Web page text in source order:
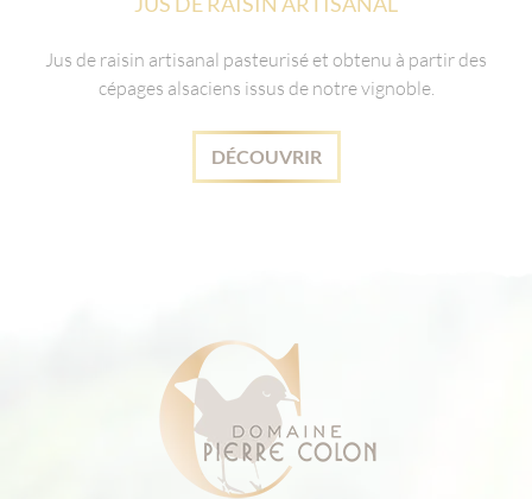
Jus de raisin artisanal pasteurisé et obtenu à partir des
cépages alsaciens issus de notre vignoble.
DÉCOUVRIR